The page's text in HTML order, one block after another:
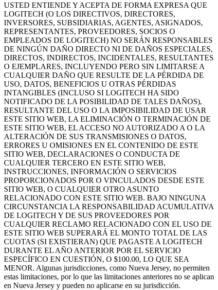
USTED ENTIENDE Y ACEPTA DE FORMA EXPRESA QUE
LOGITECH (O LOS DIRECTIVOS, DIRECTORES,
INVERSORES, SUBSIDIARIAS, AGENTES, ASIGNADOS,
REPRESENTANTES, PROVEEDORES, SOCIOS O
EMPLEADOS DE LOGITECH) NO SERÁN RESPONSABLES
DE NINGÚN DAÑO DIRECTO NI DE DAÑOS ESPECIALES,
DIRECTOS, INDIRECTOS, INCIDENTALES, RESULTANTES
O EJEMPLARES, INCLUYENDO PERO SIN LIMITARSE A
CUALQUIER DAÑO QUE RESULTE DE LA PÉRDIDA DE
USO, DATOS, BENEFICIOS U OTRAS PÉRDIDAS
INTANGIBLES (INCLUSO SI LOGITECH HA SIDO
NOTIFICADO DE LA POSIBILIDAD DE TALES DAÑOS),
RESULTANTE DEL USO O LA IMPOSIBILIDAD DE USAR
ESTE SITIO WEB, LA ELIMINACIÓN O TERMINACIÓN DE
ESTE SITIO WEB, EL ACCESO NO AUTORIZADO A O LA
ALTERACIÓN DE SUS TRANSMISIONES O DATOS,
ERRORES U OMISIONES EN EL CONTENIDO DE ESTE
SITIO WEB, DECLARACIONES O CONDUCTA DE
CUALQUIER TERCERO EN ESTE SITIO WEB,
INSTRUCCIONES, INFORMACIÓN O SERVICIOS
PROPORCIONADOS POR O VINCULADOS DESDE ESTE
SITIO WEB, O CUALQUIER OTRO ASUNTO
RELACIONADO CON ESTE SITIO WEB. BAJO NINGUNA
CIRCUNSTANCIA LA RESPONSABILIDAD ACUMULATIVA
DE LOGITECH Y DE SUS PROVEEDORES POR
CUALQUIER RECLAMO RELACIONADO CON EL USO DE
ESTE SITIO WEB SUPERARÁ EL MONTO TOTAL DE LAS
CUOTAS (SI EXISTIERAN) QUE PAGASTE A LOGITECH
DURANTE EL AÑO ANTERIOR POR EL SERVICIO
ESPECÍFICO EN CUESTIÓN, O $100.00, LO QUE SEA
MENOR. Algunas jurisdicciones, como Nueva Jersey, no permiten
estas limitaciones, por lo que las limitaciones anteriores no se aplican
en Nueva Jersey y pueden no aplicarse en su jurisdicción.